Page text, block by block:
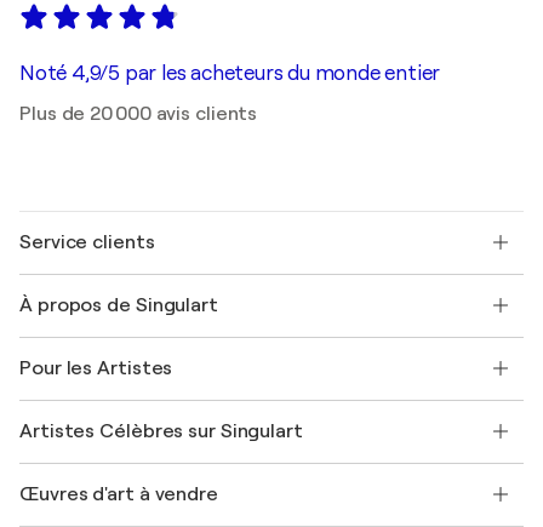
Noté 4,9/5 par les acheteurs du monde entier
Plus de 20 000 avis clients
Service clients
Expédition
Offrir une carte cadeau
Rejoignez notre programme commercial
Mon compte
+33 1 76 44 06 42
À propos de Singulart
FAQ
Magazine Singulart
Emplois
Découvrez une sélection d'art original
Pour les Artistes
Se connecter en tant qu'Artiste
Artistes Célèbres sur Singulart
Marc Chagall
Œuvres d'art à vendre